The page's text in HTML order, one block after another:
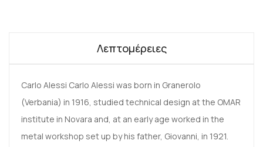
Λεπτομέρειες
Carlo Alessi Carlo Alessi was born in Granerolo
(Verbania) in 1916, studied technical design at the OMAR
institute in Novara and, at an early age worked in the
metal workshop set up by his father, Giovanni, in 1921.